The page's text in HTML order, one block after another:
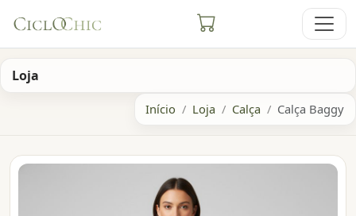
Loja
Início Loja Calça Calça Baggy